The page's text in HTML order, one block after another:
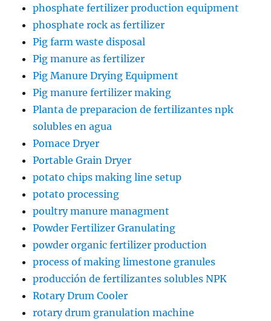
phosphate fertilizer production equipment
phosphate rock as fertilizer
Pig farm waste disposal
Pig manure as fertilizer
Pig Manure Drying Equipment
Pig manure fertilizer making
Planta de preparacion de fertilizantes npk
solubles en agua
Pomace Dryer
Portable Grain Dryer
potato chips making line setup
potato processing
poultry manure managment
Powder Fertilizer Granulating
powder organic fertilizer production
process of making limestone granules
producción de fertilizantes solubles NPK
Rotary Drum Cooler
rotary drum granulation machine